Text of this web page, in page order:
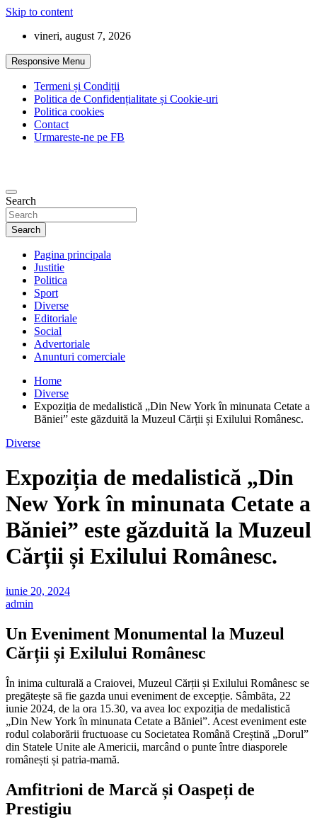
Skip to content
vineri, august 7, 2026
Responsive Menu
Termeni și Condiții
Politica de Confidențialitate și Cookie-uri
Politica cookies
Contact
Urmareste-ne pe FB
Search
Search
Pagina principala
Justitie
Politica
Sport
Diverse
Editoriale
Social
Advertoriale
Anunturi comerciale
Home
Diverse
Expoziția de medalistică „Din New York în minunata Cetate a
Băniei” este găzduită la Muzeul Cărții și Exilului Românesc.
Diverse
Expoziția de medalistică „Din
New York în minunata Cetate a
Băniei” este găzduită la Muzeul
Cărții și Exilului Românesc.
iunie 20, 2024
admin
Un Eveniment Monumental la Muzeul
Cărții și Exilului Românesc
În inima culturală a Craiovei, Muzeul Cărții și Exilului Românesc se
pregătește să fie gazda unui eveniment de excepție. Sâmbăta, 22
iunie 2024, de la ora 15.30, va avea loc expoziția de medalistică
„Din New York în minunata Cetate a Băniei”. Acest eveniment este
rodul colaborării fructuoase cu Societatea Română Creștină „Dorul”
din Statele Unite ale Americii, marcând o punte între diasporele
românești și patria-mamă.
Amfitrioni de Marcă și Oaspeți de
Prestigiu